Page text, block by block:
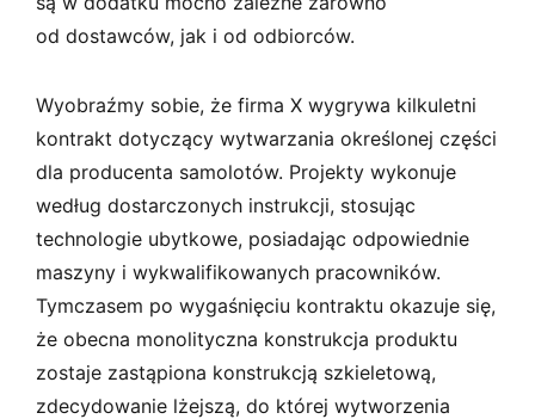
od dostawców, jak i od odbiorców.
Wyobraźmy sobie, że firma X wygrywa kilkuletni
kontrakt dotyczący wytwarzania określonej części
dla producenta samolotów. Projekty wykonuje
według dostarczonych instrukcji, stosując
technologie ubytkowe, posiadając odpowiednie
maszyny i wykwalifikowanych pracowników.
Tymczasem po wygaśnięciu kontraktu okazuje się,
że obecna monolityczna konstrukcja produktu
zostaje zastąpiona konstrukcją szkieletową,
zdecydowanie lżejszą, do której wytworzenia